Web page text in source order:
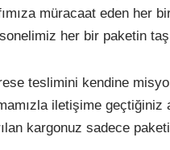
müracaat eden
her bir paketin
teslimini kendine
iletişime geçtiğiniz
kargonuz sadece